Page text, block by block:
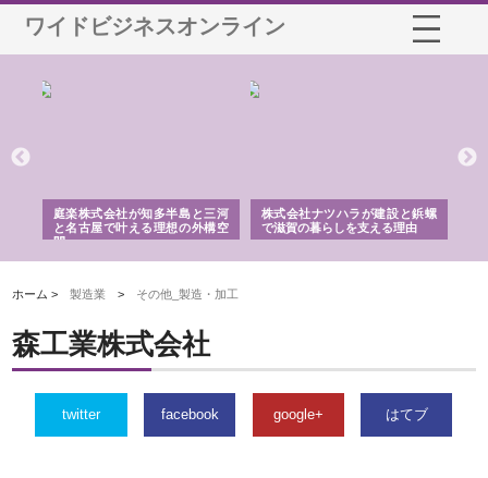
ワイドビジネスオンライン
庭楽株式会社が知多半島と三河
と名古屋で叶える理想の外構空
間
株式会社ナツハラが建設と鋲螺
で滋賀の暮らしを支える理由
ホーム >製造業 > その他_製造・加工
森工業株式会社
twitter facebook google+ はてブ